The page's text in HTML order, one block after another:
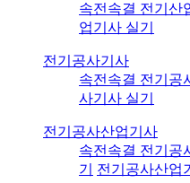
속전속결 전기산
업기사 실기
전기공사기사
속전속결 전기공
사기사 실기
전기공사산업기사
속전속결 전기공
기
전기공사산업